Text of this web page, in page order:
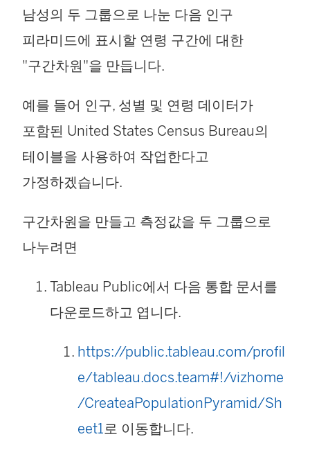
남성의 두 그룹으로 나눈 다음 인구
피라미드에 표시할 연령 구간에 대한
"구간차원"을 만듭니다.
예를 들어 인구, 성별 및 연령 데이터가
포함된 United States Census Bureau의
테이블을 사용하여 작업한다고
가정하겠습니다.
구간차원을 만들고 측정값을 두 그룹으로
나누려면
Tableau Public에서 다음 통합 문서를
다운로드하고 엽니다.
https://public.tableau.com/profil
e/tableau.docs.team#!/vizhome
/CreateaPopulationPyramid/Sh
eet1로 이동합니다.